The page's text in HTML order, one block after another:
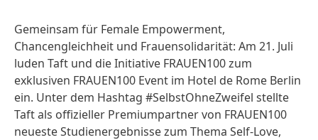
Gemeinsam für Female Empowerment,
Chancengleichheit und Frauensolidarität: Am 21. Juli
luden Taft und die Initiative FRAUEN100 zum
exklusiven FRAUEN100 Event im Hotel de Rome Berlin
ein. Unter dem Hashtag #SelbstOhneZweifel stellte
Taft als offizieller Premiumpartner von FRAUEN100
neueste Studienergebnisse zum Thema Self-Love,